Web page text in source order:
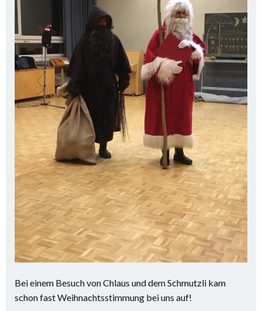
Bei einem Besuch von Chlaus und dem Schmutzli kam
schon fast Weihnachtsstimmung bei uns auf!